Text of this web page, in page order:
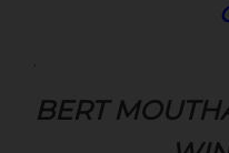
.
BERT